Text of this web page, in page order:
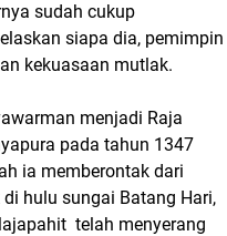
sudah cukup
siapa dia, pemimpin
kekuasaan mutlak.
menjadi Raja
pada tahun 1347
ia memberontak dari
hulu sungai Batang Hari,
telah menyerang